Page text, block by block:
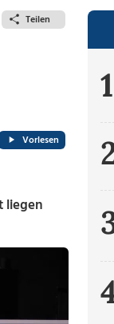
Teilen
Vorlesen
liegen